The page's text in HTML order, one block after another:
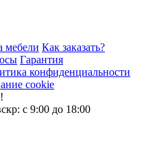
мебели Как заказать?
Гарантия
конфиденциальности
cookie
с 9:00 до 18:00